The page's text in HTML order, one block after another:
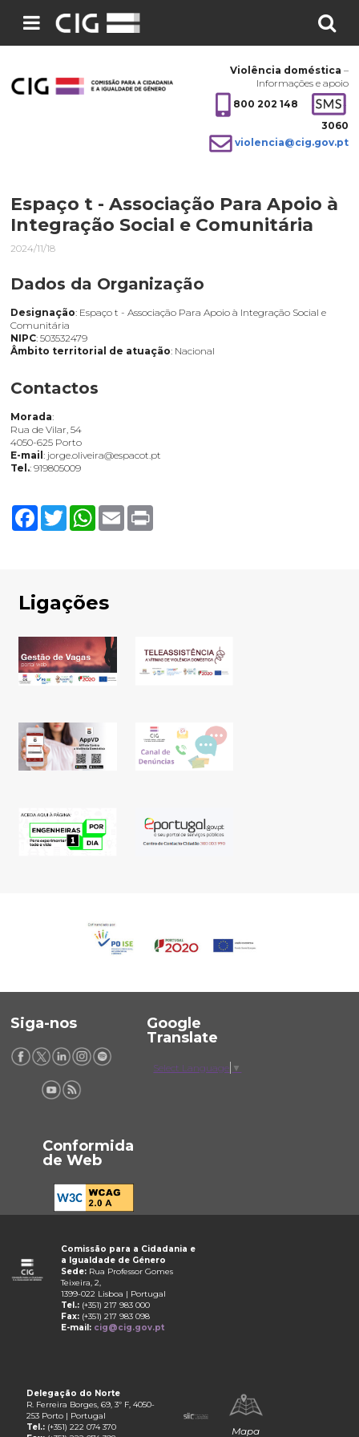
Violência doméstica –
Informações e apoio
800 202 148
3060
violencia@cig.gov.pt
Espaço t - Associação Para Apoio à
Integração Social e Comunitária
2024/11/18
Dados da Organização
Designação: Espaço t - Associação Para Apoio à Integração Social e
Comunitária
NIPC: 503532479
Âmbito territorial de atuação: Nacional
Contactos
Morada:
Rua de Vilar, 54
4050-625 Porto
E-mail: jorge.oliveira@espacot.pt
Tel.: 919805009
FacebookTwitterWhatsApp
Email
Ligações
Siga-nos
Google
Translate
Select Language ▼
Conformida
de Web
Comissão para a Cidadania e
a Igualdade de Género
Sede: Rua Professor Gomes
Teixeira, 2,
1399-022 Lisboa | Portugal
Tel.: (+351) 217 983 000
Fax: (+351) 217 983 098
E-mail: cig@cig.gov.pt
Delegação do Norte
R. Ferreira Borges, 69, 3º F, 4050-
253 Porto | Portugal
Tel.: (+351) 222 074 370
Mapa
Pesquisar